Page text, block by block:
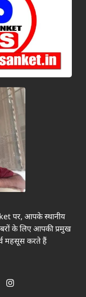
पर, आपके स्थानीय
के लिए आपकी प्रमुख
महसूस करते हैं